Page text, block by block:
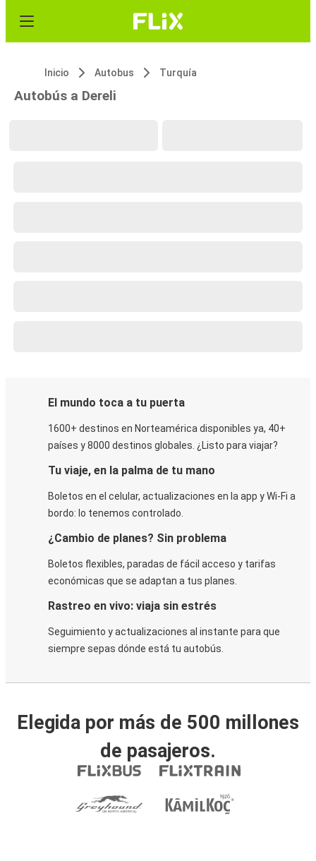
Inicio Autobus Turquía
Autobús a Dereli
El mundo toca a tu puerta
1600+ destinos en Norteamérica disponibles ya, 40+
países y 8000 destinos globales. ¿Listo para viajar?
Tu viaje, en la palma de tu mano
Boletos en el celular, actualizaciones en la app y Wi-Fi a
bordo: lo tenemos controlado.
¿Cambio de planes? Sin problema
Boletos flexibles, paradas de fácil acceso y tarifas
económicas que se adaptan a tus planes.
Rastreo en vivo: viaja sin estrés
Seguimiento y actualizaciones al instante para que
siempre sepas dónde está tu autobús.
Elegida por más de 500 millones
de pasajeros.